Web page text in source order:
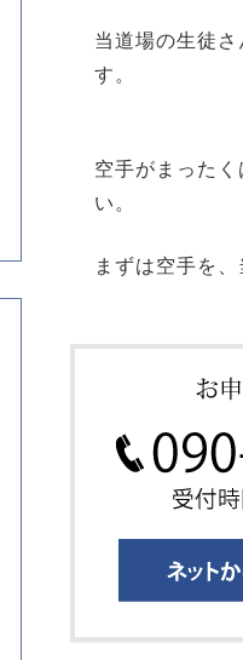
当道場の生徒
す。
空手がまった
い。
まずは空手を